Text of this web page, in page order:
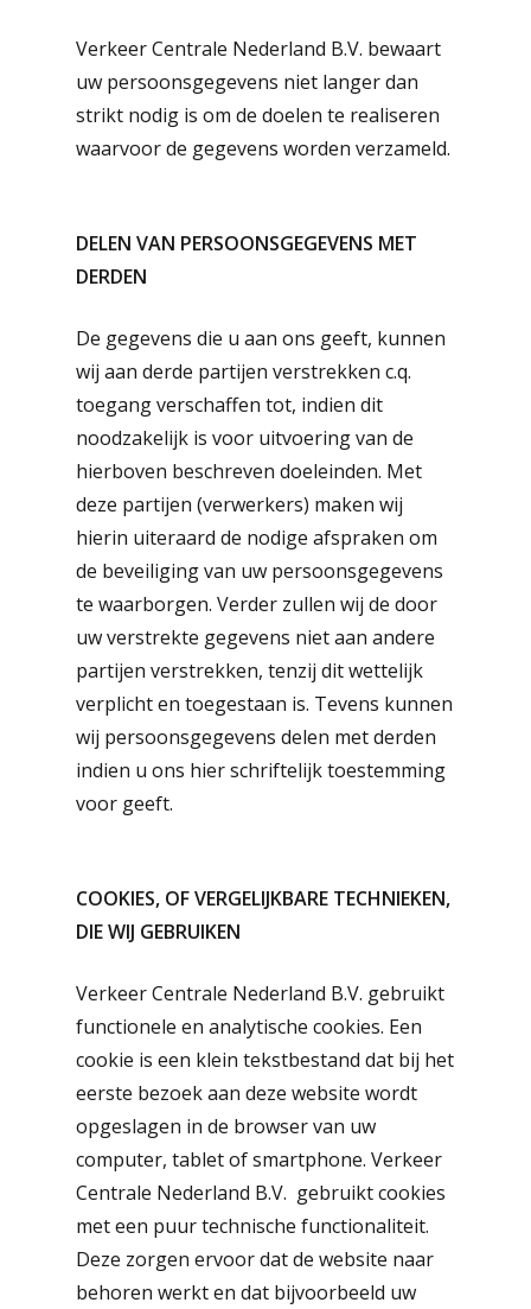
Verkeer Centrale Nederland B.V. bewaart
uw persoonsgegevens niet langer dan
strikt nodig is om de doelen te realiseren
waarvoor de gegevens worden verzameld.
DELEN VAN PERSOONSGEGEVENS MET
DERDEN
De gegevens die u aan ons geeft, kunnen
wij aan derde partijen verstrekken c.q.
toegang verschaffen tot, indien dit
noodzakelijk is voor uitvoering van de
hierboven beschreven doeleinden. Met
deze partijen (verwerkers) maken wij
hierin uiteraard de nodige afspraken om
de beveiliging van uw persoonsgegevens
te waarborgen. Verder zullen wij de door
uw verstrekte gegevens niet aan andere
partijen verstrekken, tenzij dit wettelijk
verplicht en toegestaan is. Tevens kunnen
wij persoonsgegevens delen met derden
indien u ons hier schriftelijk toestemming
voor geeft.
COOKIES, OF VERGELIJKBARE TECHNIEKEN,
DIE WIJ GEBRUIKEN
Verkeer Centrale Nederland B.V. gebruikt
functionele en analytische cookies. Een
cookie is een klein tekstbestand dat bij het
eerste bezoek aan deze website wordt
opgeslagen in de browser van uw
computer, tablet of smartphone. Verkeer
Centrale Nederland B.V. gebruikt cookies
met een puur technische functionaliteit.
Deze zorgen ervoor dat de website naar
behoren werkt en dat bijvoorbeeld uw